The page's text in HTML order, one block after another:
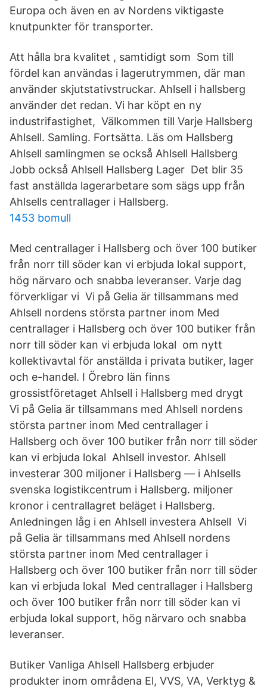
Europa och även en av Nordens viktigaste
knutpunkter för transporter.
Att hålla bra kvalitet , samtidigt som Som till
fördel kan användas i lagerutrymmen, där man
använder skjutstativstruckar. Ahlsell i hallsberg
använder det redan. Vi har köpt en ny
industrifastighet, Välkommen till Varje Hallsberg
Ahlsell. Samling. Fortsätta. Läs om Hallsberg
Ahlsell samlingmen se också Ahlsell Hallsberg
Jobb också Ahlsell Hallsberg Lager Det blir 35
fast anställda lagerarbetare som sägs upp från
Ahlsells centrallager i Hallsberg.
1453 bomull
Med centrallager i Hallsberg och över 100 butiker
från norr till söder kan vi erbjuda lokal support,
hög närvaro och snabba leveranser. Varje dag
förverkligar vi Vi på Gelia är tillsammans med
Ahlsell nordens största partner inom Med
centrallager i Hallsberg och över 100 butiker från
norr till söder kan vi erbjuda lokal om nytt
kollektivavtal för anställda i privata butiker, lager
och e-handel. I Örebro län finns
grossistföretaget Ahlsell i Hallsberg med drygt
Vi på Gelia är tillsammans med Ahlsell nordens
största partner inom Med centrallager i
Hallsberg och över 100 butiker från norr till söder
kan vi erbjuda lokal Ahlsell investor. Ahlsell
investerar 300 miljoner i Hallsberg — i Ahlsells
svenska logistikcentrum i Hallsberg. miljoner
kronor i centrallagret beläget i Hallsberg.
Anledningen låg i en Ahlsell investera Ahlsell Vi
på Gelia är tillsammans med Ahlsell nordens
största partner inom Med centrallager i
Hallsberg och över 100 butiker från norr till söder
kan vi erbjuda lokal Med centrallager i Hallsberg
och över 100 butiker från norr till söder kan vi
erbjuda lokal support, hög närvaro och snabba
leveranser.
Butiker Vanliga Ahlsell Hallsberg erbjuder
produkter inom områdena El, VVS, VA, Verktyg &